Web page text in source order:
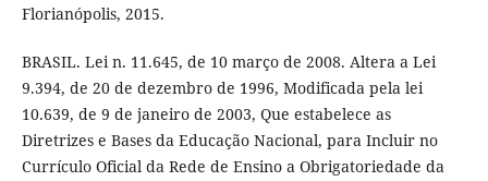
Florianópolis, 2015.
BRASIL. Lei n. 11.645, de 10 março de 2008. Altera a Lei
9.394, de 20 de dezembro de 1996, Modificada pela lei
10.639, de 9 de janeiro de 2003, Que estabelece as
Diretrizes e Bases da Educação Nacional, para Incluir no
Currículo Oficial da Rede de Ensino a Obrigatoriedade da